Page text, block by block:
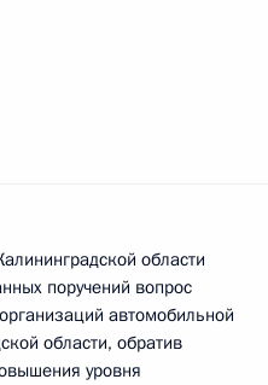
области
поручений вопрос
автомобильной
области, обратив
уровня